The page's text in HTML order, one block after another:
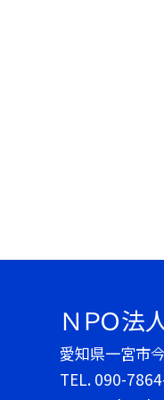
ＮＰＯ法
愛知県一宮市
TEL. 090-